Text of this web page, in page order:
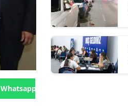
Whatsapp'tan Gönder